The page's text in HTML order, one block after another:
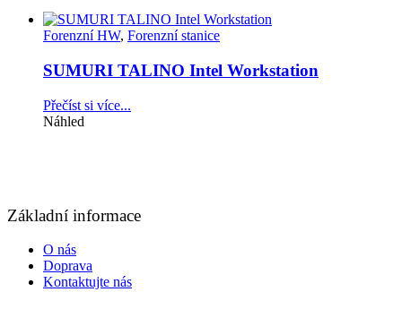
Forenzní HW, Forenzní stanice
SUMURI TALINO Intel Workstation
Přečíst si více...
Náhled
Základní informace
O nás
Doprava
Kontaktujte nás